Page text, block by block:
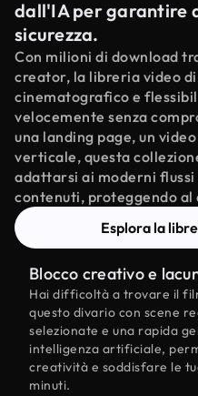
dall'IA per garantire
sicurezza.
Con milioni di download
creator, la libreria video
cinematografico e
velocemente senza
una landing page, un
verticale, questa
adattarsi ai moderni flussi
contenuti, proteggendo al
Esplora la
Blocco creativo e
Hai difficoltà a trovare il
questo divario con scene
selezionate e una rapida
intelligenza artificiale,
creatività e soddisfare le
minuti.